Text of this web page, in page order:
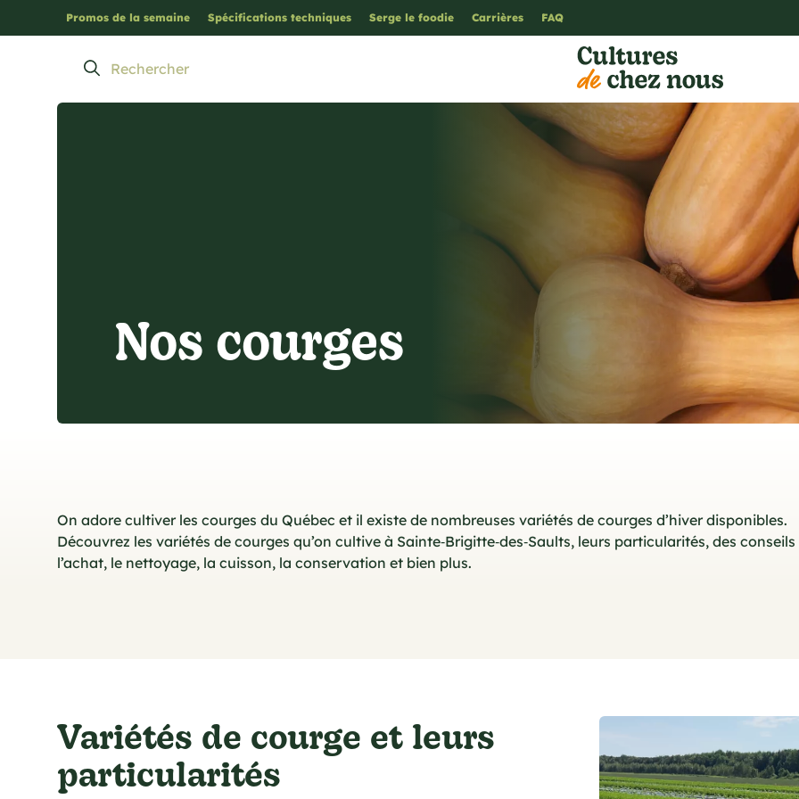
Promos de la semaine Spécifications techniques Serge le foodie Carrières FAQ
Nos courges
On adore cultiver les courges du Québec et il existe de nombreuses variétés de courges d’hiver disponibles.
Découvrez les variétés de courges qu’on cultive à Sainte‑Brigitte‑des‑Saults, leurs particularités, des
l’achat, le nettoyage, la cuisson, la conservation et bien plus.
Variétés de courge et leurs
particularités